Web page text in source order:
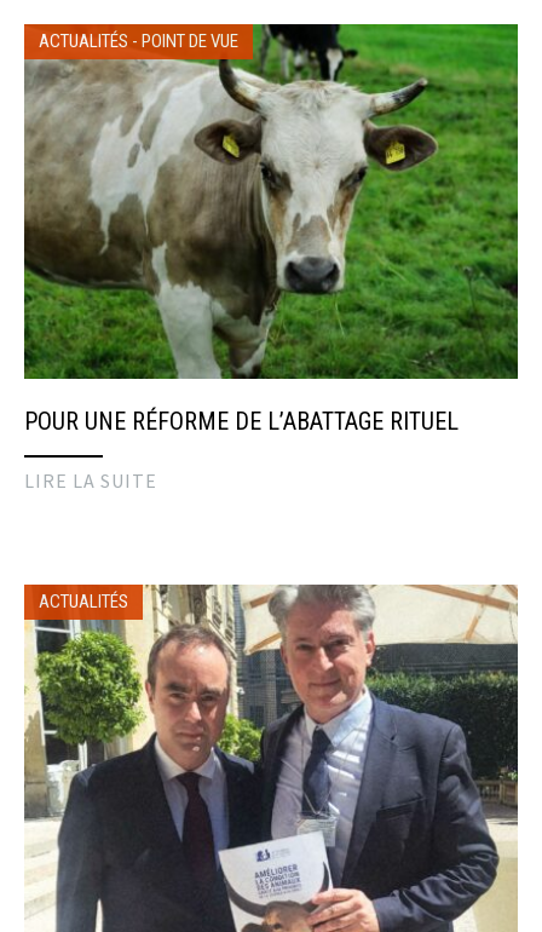
ACTUALITÉS - POINT DE VUE
POUR UNE RÉFORME DE L’ABATTAGE RITUEL
LIRE LA SUITE
ACTUALITÉS